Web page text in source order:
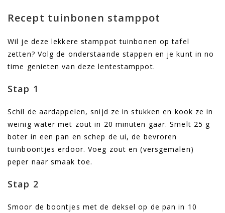
Recept tuinbonen stamppot
Wil je deze lekkere stamppot tuinbonen op tafel
zetten? Volg de onderstaande stappen en je kunt in no
time genieten van deze lentestamppot.
Stap 1
Schil de aardappelen, snijd ze in stukken en kook ze in
weinig water met zout in 20 minuten gaar. Smelt 25 g
boter in een pan en schep de ui, de bevroren
tuinboontjes erdoor. Voeg zout en (versgemalen)
peper naar smaak toe.
Stap 2
Smoor de boontjes met de deksel op de pan in 10